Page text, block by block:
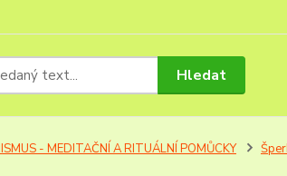
Hledat
- MEDITAČNÍ A RITUÁLNÍ POMŮCKY